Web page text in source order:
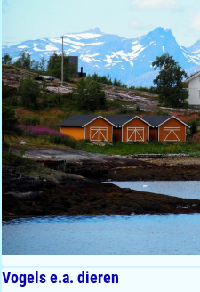
Vogels e.a. dieren